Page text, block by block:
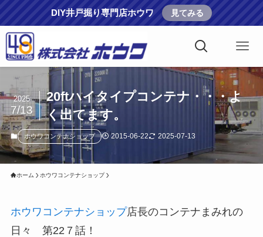
DIY井戸掘り専門店ホウワ 見てみる
20ftハイタイプコンテナ・・・よ
く出てます。
2025
7/13
ホウワコンテナショップ 2015-06-22 2025-07-13
ホーム ホウワコンテナショップ
ホウワコンテナショップ店長のコンテナまみれの
日々 第22７話！